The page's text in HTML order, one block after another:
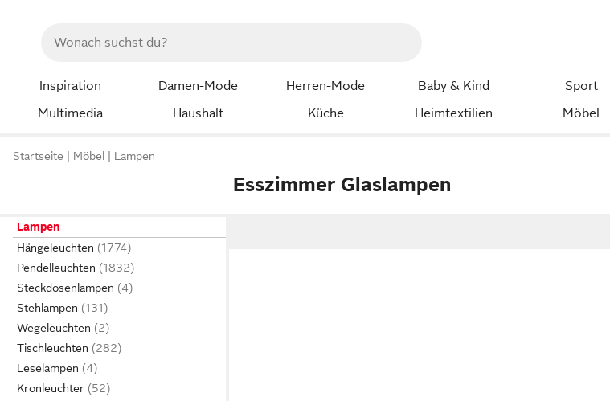
Inspiration Damen-Mode Herren-Mode Baby & Kind Sport
Multimedia
Haushalt Küche Heimtextilien Möbel
Startseite Möbel Lampen
Esszimmer Glaslampen
Lampen
Hängeleuchten
Pendelleuchten
Steckdosenlampen
Stehlampen
Wegeleuchten
Tischleuchten
Leselampen
Kronleuchter